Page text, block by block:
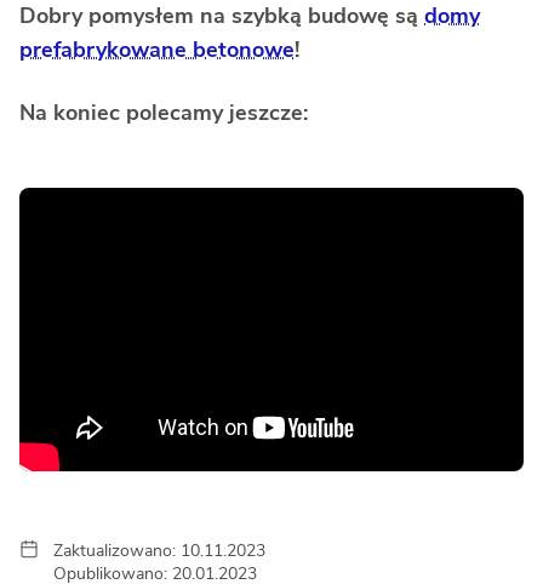
Dobry pomysłem na szybką budowę są domy
prefabrykowane betonowe!
Na koniec polecamy jeszcze:
Zaktualizowano: 10.11.2023
Opublikowano: 20.01.2023